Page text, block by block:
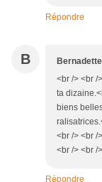
Répondre
B Bernadette
<br /> <br /
ta
biens
<br /> <br /
<br /> <br />
Répondre